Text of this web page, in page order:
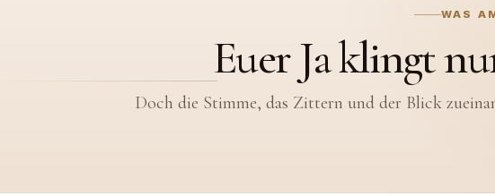
WAS
Euer Ja klingt
Doch die Stimme, das Zittern und der Blick
Ihr werdet an
Euer Hochzeitsfilm bewahrt auch die